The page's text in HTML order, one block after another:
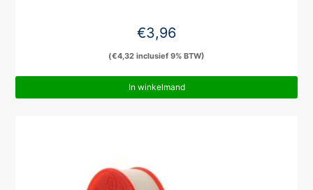
€3,96
(€4,32 inclusief 9% BTW)
In winkelmand